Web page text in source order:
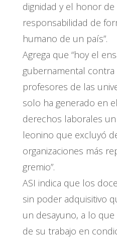
dignidad y el honor
responsabilidad de
humano de un país”.
Agrega que “hoy el
gubernamental
profesores de las
solo ha generado en
derechos laborales
leonino que excluyó
organizaciones más
gremio”.
ASI indica que los
sin poder adquisitivo
un desayuno, a lo
de su trabajo en